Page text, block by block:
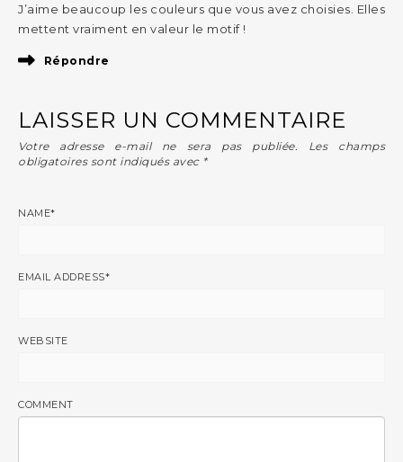
J’aime beaucoup les couleurs que vous avez choisies. Elles
mettent vraiment en valeur le motif !
Répondre
LAISSER UN COMMENTAIRE
Votre adresse e-mail ne sera pas publiée.
Les champs
obligatoires sont indiqués avec *
NAME*
EMAIL ADDRESS*
WEBSITE
COMMENT